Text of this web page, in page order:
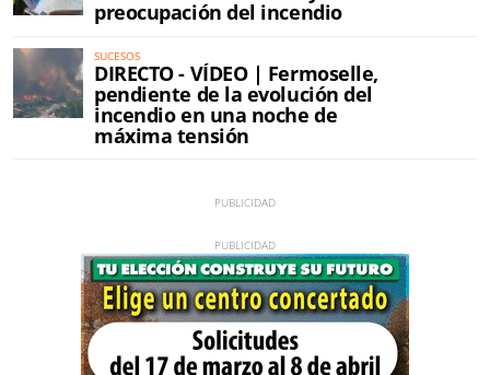
preocupación del incendio
SUCESOS
DIRECTO - VÍDEO | Fermoselle,
pendiente de la evolución del
incendio en una noche de
máxima tensión